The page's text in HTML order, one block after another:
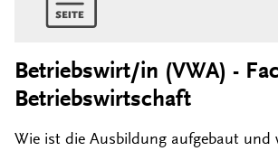
Betriebswirt/in (VWA) -
Betriebswirtschaft
Wie ist die Ausbildung aufgebaut und